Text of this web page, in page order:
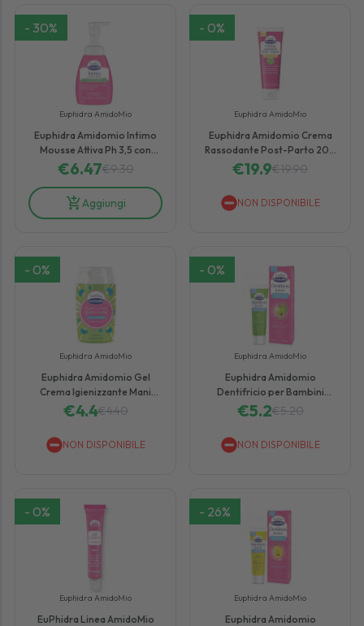
- 30%
Euphidra AmidoMio
Euphidra Amidomio Intimo
Mousse Attiva Ph 3,5 con
Antibatterico Naturale 250
€6.47€9.30
Aggiungi
- 0%
Euphidra AmidoMio
Euphidra Amidomio Crema
Rassodante Post-Parto 200
ml
€19.9€19.90
NON DISPONIBILE
- 0%
Euphidra AmidoMio
Euphidra Amidomio Gel
Crema Igienizzante Mani
80ml
€4.4€4.40
NON DISPONIBILE
- 0%
Euphidra AmidoMio
Euphidra Amidomio
Dentifricio per Bambini
Gusto Mela 6-12 Anni 50 ml
€5.2€5.20
NON DISPONIBILE
- 0%
Euphidra AmidoMio
EuPhidra Linea AmidoMio
- 26%
Euphidra AmidoMio
Euphidra Amidomio